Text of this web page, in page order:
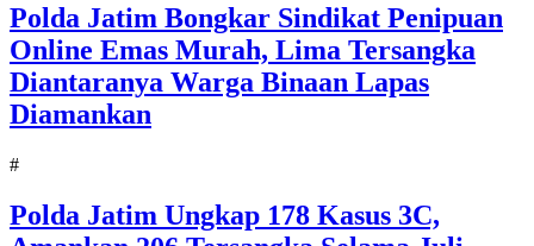
Polda Jatim Bongkar Sindikat Penipuan
Online Emas Murah, Lima Tersangka
Diantaranya Warga Binaan Lapas
Diamankan
#
Polda Jatim Ungkap 178 Kasus 3C,